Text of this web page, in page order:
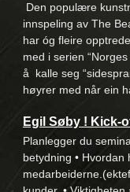
Den populære
innspeling av The
har óg fleire
med i serien
å kalle seg
høyrer med når ein
Egil Søby ! Kick-
Planlegger du
betydning •